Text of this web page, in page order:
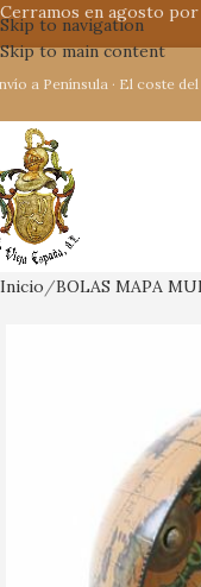
Skip to navigation
Skip to main content
a Península · El coste
Inicio BOLAS MAPA
Cerramos en agosto por